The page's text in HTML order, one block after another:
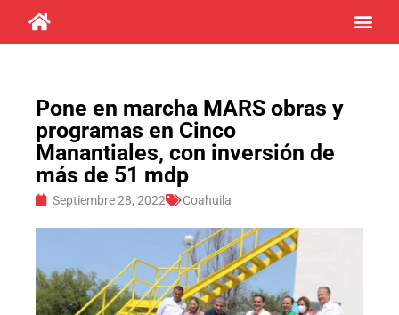
Pone en marcha MARS obras y
programas en Cinco
Manantiales, con inversión de
más de 51 mdp
Septiembre 28, 2022 Coahuila